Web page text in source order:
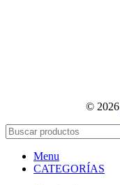
© 2026
Menu
CATEGORÍAS